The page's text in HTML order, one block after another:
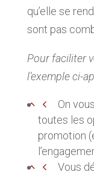
qu’elle se
sont pas
Pour faciliter
l’exemple ci-
On
toutes les
promotion
Vous